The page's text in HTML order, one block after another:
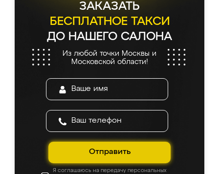
ЗАКАЗАТЬ
БЕСПЛАТНОЕ ТАКСИ
ДО НАШЕГО САЛОНА
Из любой точки Москвы и
Московской области!
Отправить
Я соглашаюсь на передачу персональных